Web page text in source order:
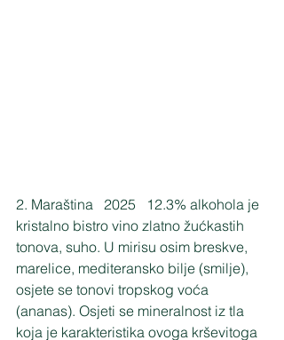
2. Maraština   2025   12.3% alkohola je
kristalno bistro vino zlatno žućkastih
tonova, suho. U mirisu osim breskve,
marelice, mediteransko bilje (smilje),
osjete se tonovi tropskog voća
(ananas). Osjeti se mineralnost iz tla
koja je karakteristika ovoga krševitoga